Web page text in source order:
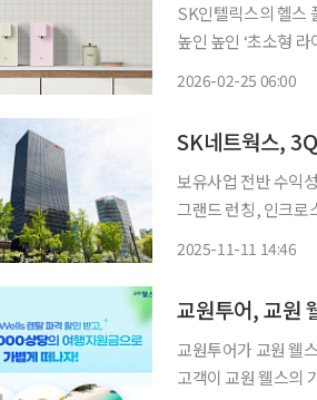
SK인텔릭스의 헬스
높인 높인 ‘초소형 라이트 직수 정수
2026-02-25 06:00
보유사업 전반 수익
그랜드 런칭, 인크로
2025-11-11 14:46
교원투어가 교원 웰
고객이 교원 웰스의